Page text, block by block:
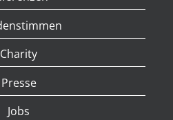
Charity
Presse
Jobs